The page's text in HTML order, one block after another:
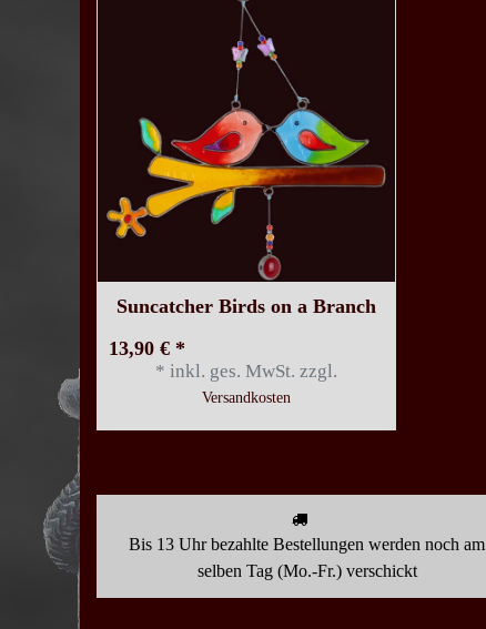
Suncatcher Birds on a Branch
13,90 € *
* inkl. ges. MwSt. zzgl.
Versandkosten
Bis 13 Uhr bezahlte Bestellungen werden noch am
selben Tag (Mo.-Fr.) verschickt